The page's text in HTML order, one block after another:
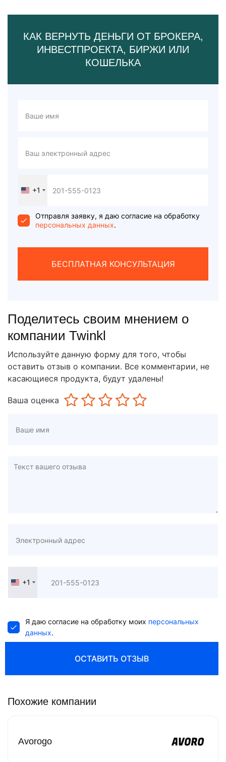
КАК ВЕРНУТЬ ДЕНЬГИ ОТ БРОКЕРА,
ИНВЕСТПРОЕКТА, БИРЖИ ИЛИ
КОШЕЛЬКА
United
+1
+1
Отправля заявку, я даю согласие на обработку
персональных данных.
БЕСПЛАТНАЯ КОНСУЛЬТАЦИЯ
Поделитесь своим мнением о
компании Twinkl
Используйте данную форму для того, чтобы
оставить отзыв о компании. Все комментарии, не
касающиеся продукта, будут удалены!
Ваша оценка
United
+1
Я даю согласие на обработку моих персональных
данных.
ОСТАВИТЬ ОТЗЫВ
Похожие компании
Avorogo